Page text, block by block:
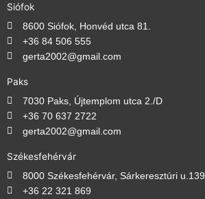
Siófok
8600 Siófok, Honvéd utca 81.
+36 84 506 555
gerta2002@gmail.com
Paks
7030 Paks, Újtemplom utca 2./D
+36 70 637 2722
gerta2002@gmail.com
Székesfehérvár
8000 Székesfehérvár, Sárkeresztúri u.139.
+36 22 321 869